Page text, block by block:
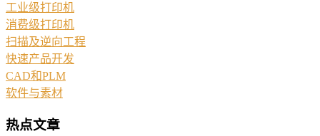
工业级打印机
消费级打印机
扫描及逆向工程
快速产品开发
CAD和PLM
软件与素材
热点文章